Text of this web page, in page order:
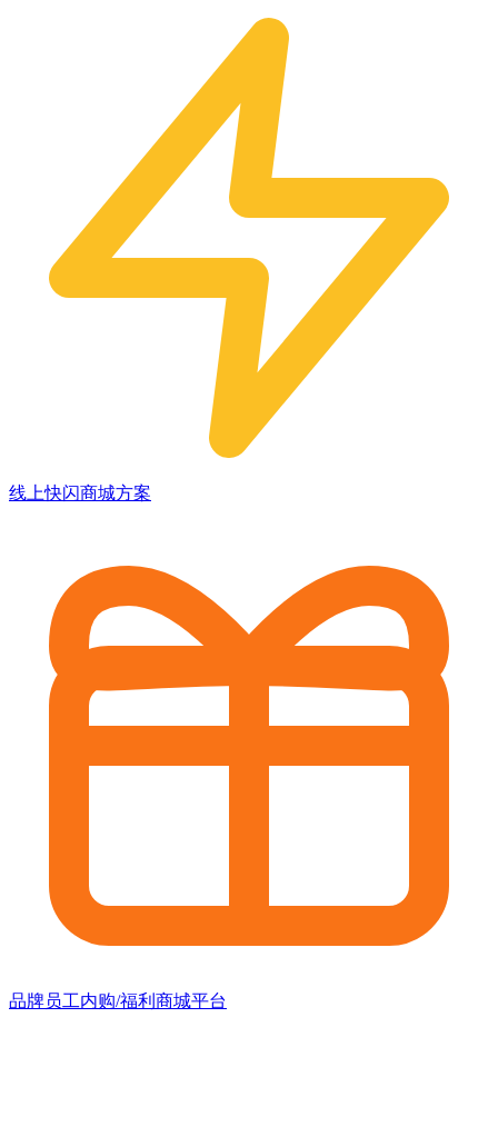
线上快闪商城方案
品牌员工内购/福利商城平台